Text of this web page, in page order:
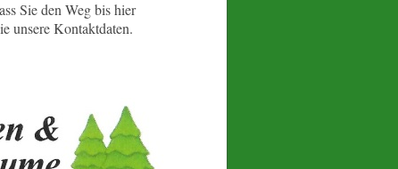
Sie den Weg bis hier
unsere Kontaktdaten.